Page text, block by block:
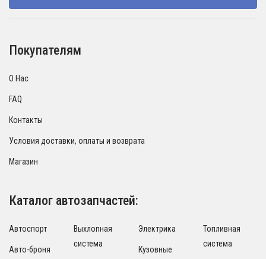
Покупателям
О Нас
FAQ
Контакты
Условия доставки, оплаты и возврата
Магазин
Каталог автозапчастей:
Автоспорт
Авто-броня
Выхлопная
система
Электрика
Кузовные
Топливная
система